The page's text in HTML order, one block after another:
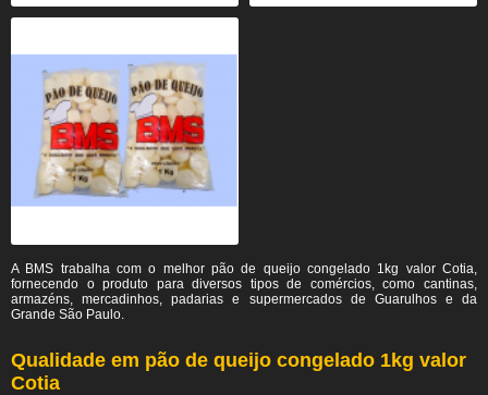
A BMS trabalha com o melhor pão de queijo congelado 1kg valor Cotia,
fornecendo o produto para diversos tipos de comércios, como cantinas,
armazéns, mercadinhos, padarias e supermercados de Guarulhos e da
Grande São Paulo.
Qualidade em pão de queijo congelado 1kg valor
Cotia